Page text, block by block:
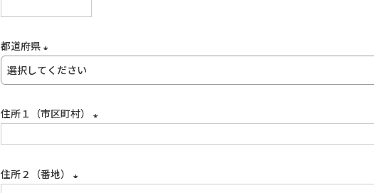
(必
都道府県
(必
住所１（市区町村）
(必
住所２（番地）